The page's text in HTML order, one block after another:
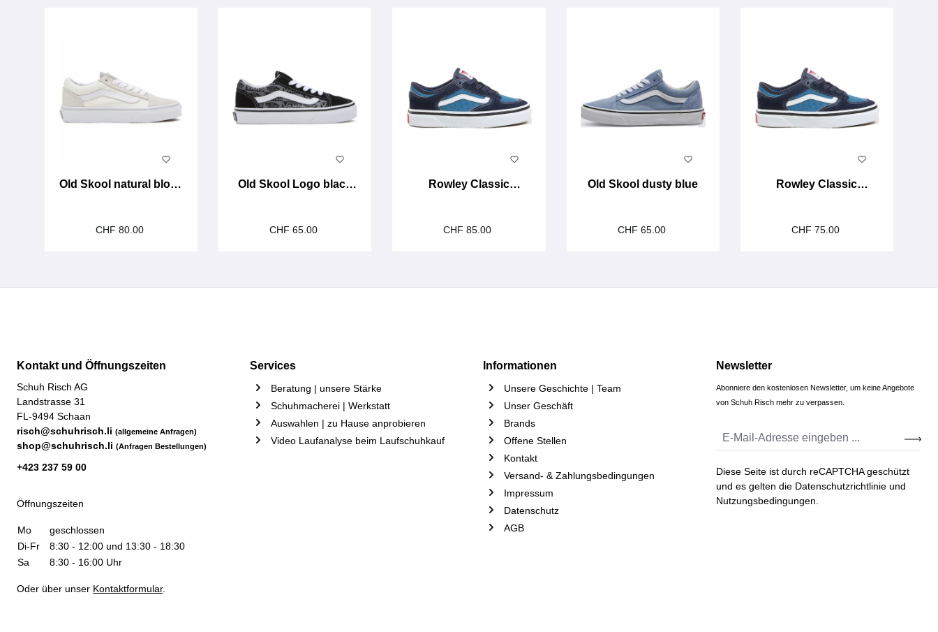
Old Skool natural block
CHF 80.00
Old Skool Logo black
CHF 65.00
Rowley Classic
CHF 85.00
Old Skool dusty blue
CHF 65.00
Rowley Classic
CHF 75.00
Kontakt und Öffnungszeiten
Schuh Risch AG
Landstrasse 31
FL-9494 Schaan
risch@schuhrisch.li (allgemeine Anfragen)
shop@schuhrisch.li (Anfragen Bestellungen)
+423 237 59 00
Öffnungszeiten
Mo
geschlossen
Di-Fr
8:30 - 12:00 und 13:30 - 18:30
Sa
8:30 - 16:00 Uhr
Oder über unser Kontaktformular.
Services
Beratung | unsere Stärke
Schuhmacherei | Werkstatt
Auswahlen | zu Hause anprobieren
Video Laufanalyse beim Laufschuhkauf
Informationen
Unsere Geschichte | Team
Unser Geschäft
Brands
Offene Stellen
Kontakt
Versand- & Zahlungsbedingungen
Impressum
Datenschutz
AGB
Newsletter
Abonniere den kostenlosen Newsletter, um keine Angebote
von Schuh Risch mehr zu verpassen.
Diese Seite ist durch reCAPTCHA geschützt
und es gelten die Datenschutzrichtlinie und
Nutzungsbedingungen